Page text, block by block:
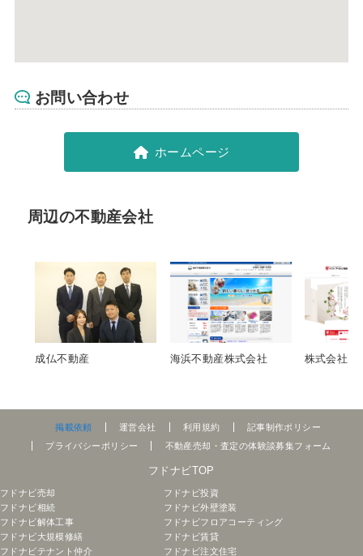
お問い合わせ
ホームページ
周辺の不動産会社
成仏不動産 海浜不動産株式会社 株式会社ア
掲載依頼 運営会社 利用規約
記事制作ポリシー
プライバシーポリシー
不動産売却・査定の体験談募集フォーム
フドナビTOP
フドナビ売却
フドナビ投資
フドナビ相続
フドナビ外壁塗装
フドナビ解体工事
フドナビフロアコーティング
フドナビ大規模修繕
フドナビ賃貸
フドナビテナント仲介
フドナビ注文住宅